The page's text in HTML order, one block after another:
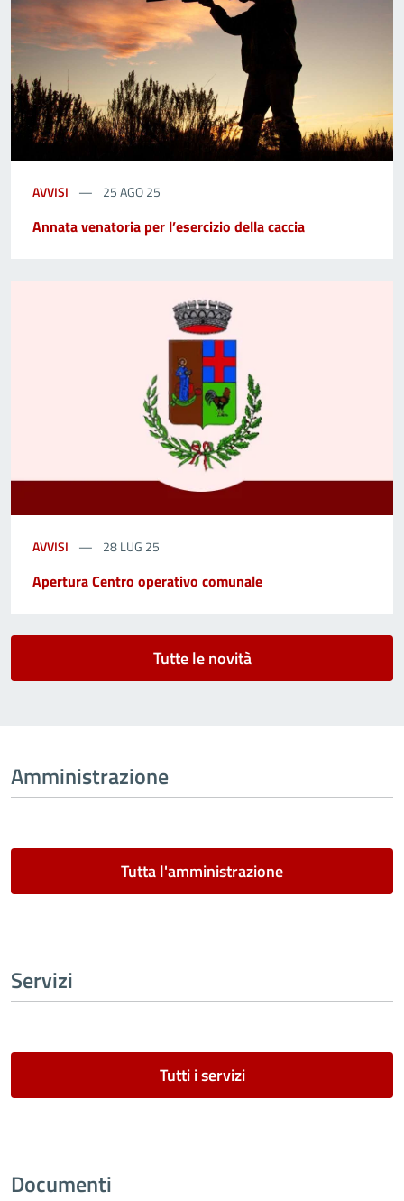
AVVISI 25 AGO 25
Annata venatoria per l’esercizio della caccia
AVVISI 28 LUG 25
Apertura Centro operativo comunale
Tutte le novità
Amministrazione
Tutta l'amministrazione
Servizi
Tutti i servizi
Documenti